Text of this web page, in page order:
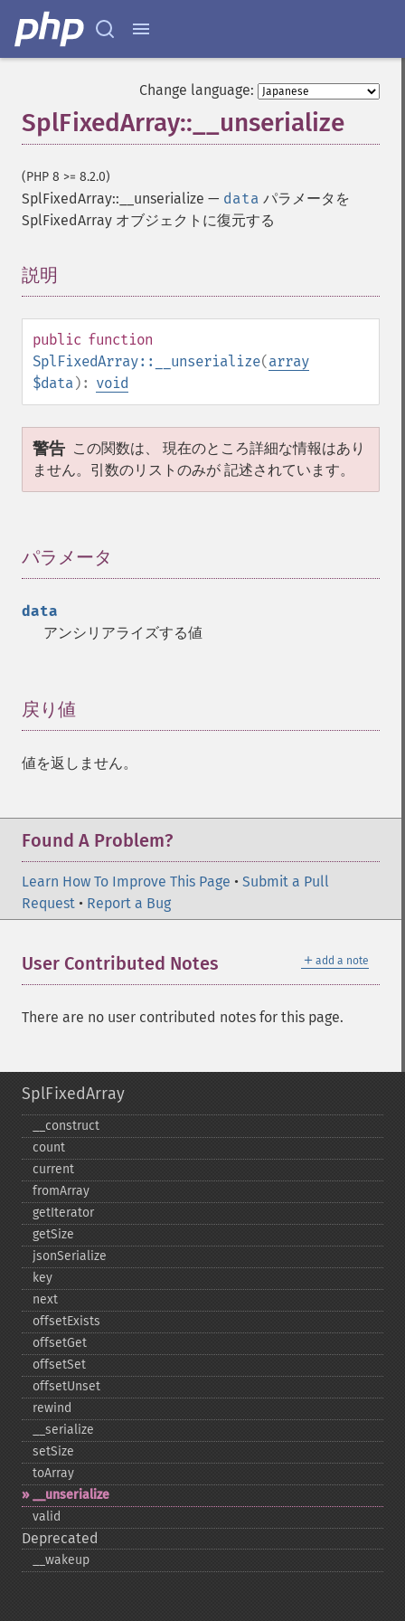
Change language:
SplFixedArray::__unserialize
(PHP 8 >= 8.2.0)
SplFixedArray::__unserialize — data パラメータを
SplFixedArray オブジェクトに復元する
説明
public function
SplFixedArray::__unserialize(array
$data): void
警告 この関数は、 現在のところ詳細な情報はあり
ません。引数のリストのみが 記述されています。
パラメータ
data
アンシリアライズする値
戻り値
値を返しません。
Found A Problem?
Learn How To Improve This Page • Submit a Pull
Request • Report a Bug
＋ add a note
User Contributed Notes
There are no user contributed notes for this page.
SplFixedArray
_​_​construct
count
current
fromArray
getIterator
getSize
jsonSerialize
key
next
offsetExists
offsetGet
offsetSet
offsetUnset
rewind
_​_​serialize
setSize
toArray
_​_​unserialize
valid
Deprecated
_​_​wakeup